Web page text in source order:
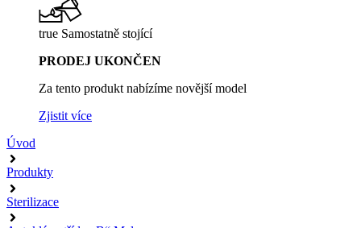
true Samostatně stojící
PRODEJ UKONČEN
Za tento produkt nabízíme novější model
Zjistit více
Úvod
Produkty
Sterilizace